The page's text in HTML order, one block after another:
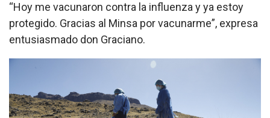
“Hoy me vacunaron contra la influenza y ya estoy
protegido. Gracias al Minsa por vacunarme”, expresa
entusiasmado don Graciano.